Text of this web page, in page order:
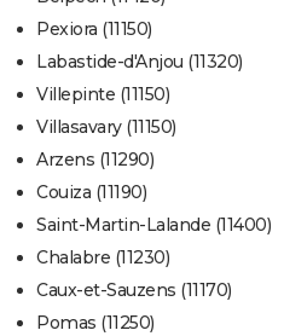
Pexiora (11150)
Labastide-d'Anjou (11320)
Villepinte (11150)
Villasavary (11150)
Arzens (11290)
Couiza (11190)
Saint-Martin-Lalande (11400)
Chalabre (11230)
Caux-et-Sauzens (11170)
Pomas (11250)